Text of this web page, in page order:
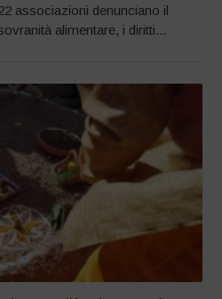
associazioni denunciano il
alimentare, i diritti...